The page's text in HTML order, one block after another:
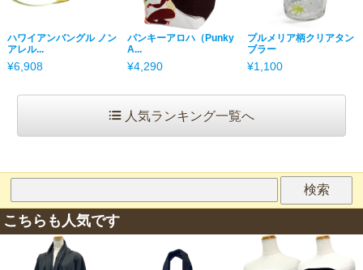
ハワイアンバングル ノン
アレル...
¥6,908
パンキーアロハ（Punky
A...
¥4,290
プルメリア柄クリアタン
ブラー
¥1,100
人気ランキング一覧へ
こちらも人気です